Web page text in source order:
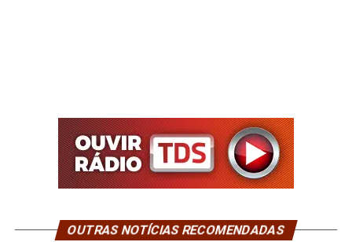
OUTRAS NOTÍCIAS RECOMENDADAS